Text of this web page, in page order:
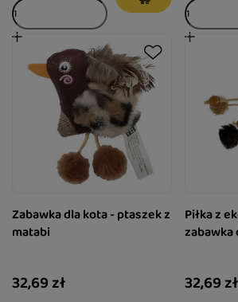
Zabawka dla kota - ptaszek z
matabi
32,69 zł
Piłka z
zabawka
32,69 zł